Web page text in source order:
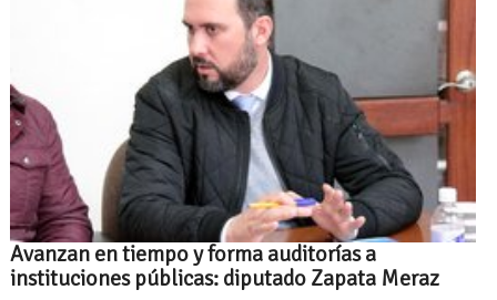
Avanzan en tiempo y forma auditorías a
instituciones públicas: diputado Zapata Meraz